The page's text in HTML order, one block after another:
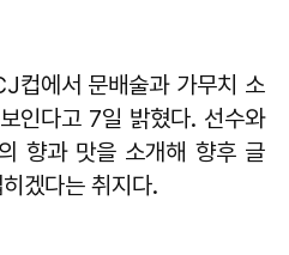
컵에서 문배술과 가무치 소
인다고 7일 밝혔다. 선수와
향과 맛을 소개해 향후 글
겠다는 취지다.